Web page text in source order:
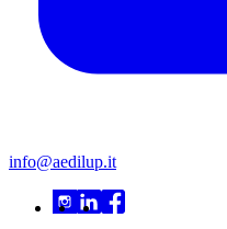
info@aedilup.it